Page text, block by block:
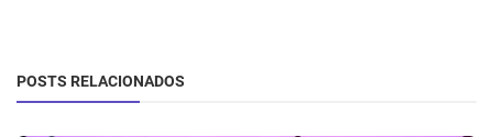
POSTS RELACIONADOS